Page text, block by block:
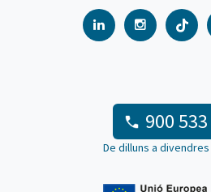
900
De dilluns a divendres